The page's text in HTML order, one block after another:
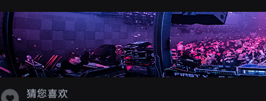
蝉爸爸妈妈爱存在夏天的风是想你的
声音啊